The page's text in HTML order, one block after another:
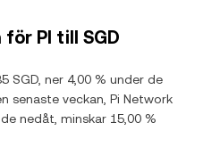
PI till SGD
SGD, ner 4,00 % under de
senaste veckan, Pi Network
nedåt, minskar 15,00 %